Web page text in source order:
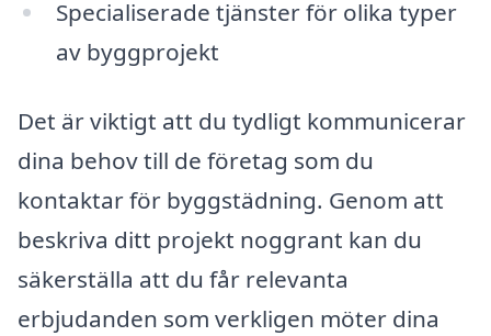
Specialiserade tjänster för olika typer
av byggprojekt
Det är viktigt att du tydligt kommunicerar
dina behov till de företag som du
kontaktar för byggstädning. Genom att
beskriva ditt projekt noggrant kan du
säkerställa att du får relevanta
erbjudanden som verkligen möter dina